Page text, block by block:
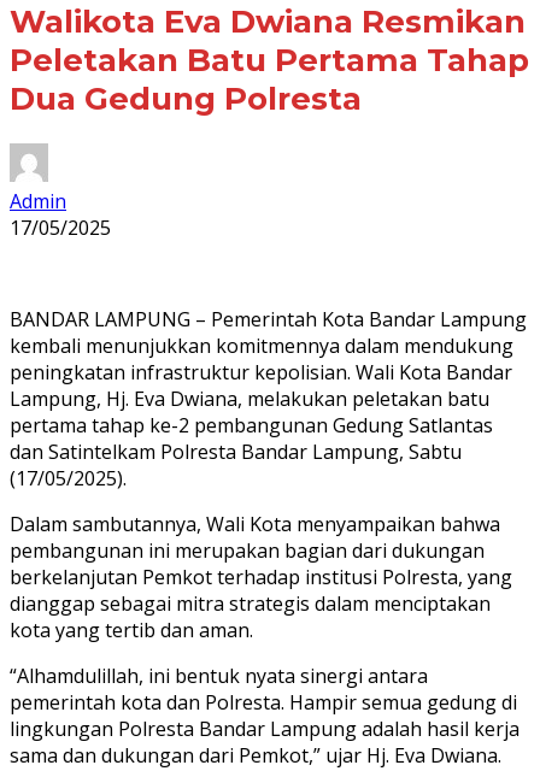
Walikota Eva Dwiana Resmikan
Peletakan Batu Pertama Tahap
Dua Gedung Polresta
Admin
17/05/2025
BANDAR LAMPUNG – Pemerintah Kota Bandar Lampung
kembali menunjukkan komitmennya dalam mendukung
peningkatan infrastruktur kepolisian. Wali Kota Bandar
Lampung, Hj. Eva Dwiana, melakukan peletakan batu
pertama tahap ke-2 pembangunan Gedung Satlantas
dan Satintelkam Polresta Bandar Lampung, Sabtu
(17/05/2025).
Dalam sambutannya, Wali Kota menyampaikan bahwa
pembangunan ini merupakan bagian dari dukungan
berkelanjutan Pemkot terhadap institusi Polresta, yang
dianggap sebagai mitra strategis dalam menciptakan
kota yang tertib dan aman.
“Alhamdulillah, ini bentuk nyata sinergi antara
pemerintah kota dan Polresta. Hampir semua gedung di
lingkungan Polresta Bandar Lampung adalah hasil kerja
sama dan dukungan dari Pemkot,” ujar Hj. Eva Dwiana.